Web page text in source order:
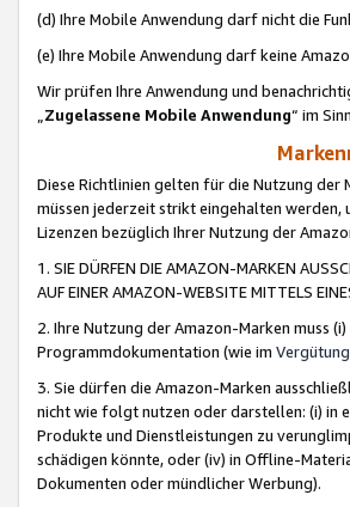
(d) Ihre Mobile Anwendung darf nicht die
(e) Ihre Mobile Anwendung darf keine
Wir prüfen Ihre Anwendung und
„Zugelassene Mobile Anwendung“ im
Diese Richtlinien gelten für die Nutzung der
müssen jederzeit strikt eingehalten
Lizenzen bezüglich Ihrer Nutzung der
1. SIE DÜRFEN DIE AMAZON-MARKEN
AUF EINER AMAZON-WEBSITE MITTELS
2. Ihre Nutzung der Amazon-Marken muss
Programmdokumentation (wie im
3. Sie dürfen die Amazon-Marken
nicht wie folgt nutzen oder darstellen: (i) in
Produkte und Dienstleistungen zu
schädigen könnte, oder (iv) in Offline-
Dokumenten oder mündlicher Werbung).